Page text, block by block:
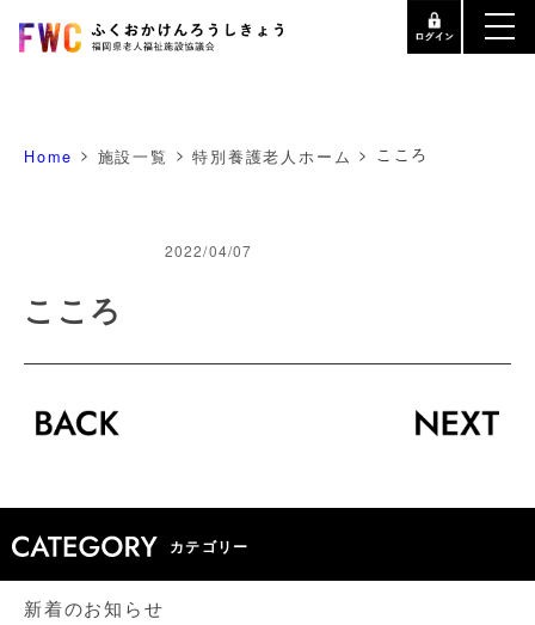
Home > 施設一覧 >特別養護老人ホーム > こころ
2022/04/07
こころ
カテゴリー
新着のお知らせ